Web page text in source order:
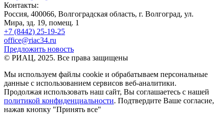
Контакты:
Россия, 400066, Волгоградская область, г. Волгоград, ул.
Мира, зд. 19, помещ. 1
+7 (8442) 25-19-25
office@riac34.ru
Предложить новость
© РИАЦ, 2025. Все права защищены
Мы используем файлы сookie и обрабатываем персональные
данные с использованием сервисов веб-аналитики.
Продолжая использовать наш сайт, Вы соглашаетесь с нашей
политикой конфиденциальности. Подтвердите Ваше согласие,
нажав кнопку "Принять все"